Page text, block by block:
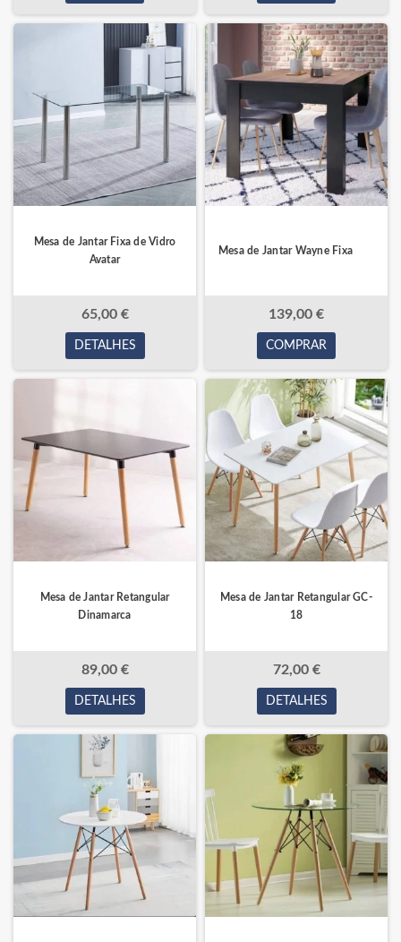
Mesa de Jantar Fixa de Vidro
Avatar
65,00 €
DETALHES
Mesa de Jantar Wayne Fixa
139,00 €
COMPRAR
Mesa de Jantar Retangular
Dinamarca
89,00 €
DETALHES
Mesa de Jantar Retangular GC-
18
72,00 €
DETALHES